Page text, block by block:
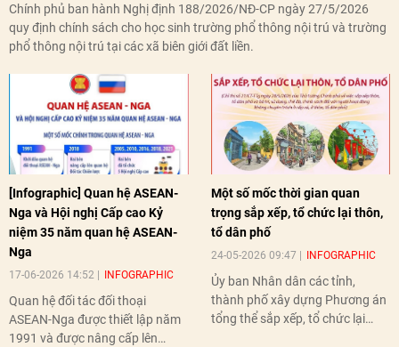
Chính phủ ban hành Nghị định 188/2026/NĐ-CP ngày 27/5/2026
quy định chính sách cho học sinh trường phổ thông nội trú và trường
phổ thông nội trú tại các xã biên giới đất liền.
[Infographic] Quan hệ ASEAN-
Nga và Hội nghị Cấp cao Kỷ
niệm 35 năm quan hệ ASEAN-
Nga
17-06-2026 14:52 INFOGRAPHIC
Quan hệ đối tác đối thoại
ASEAN-Nga được thiết lập năm
1991 và được nâng cấp lên
Một số mốc thời gian quan
trọng sắp xếp, tổ chức lại thôn,
tổ dân phố
24-05-2026 09:47 INFOGRAPHIC
Ủy ban Nhân dân các tỉnh,
thành phố xây dựng Phương án
tổng thể sắp xếp, tổ chức lại